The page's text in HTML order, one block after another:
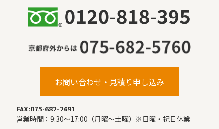
お問い合わせ・見積り申し込み
FAX:075-682-2691
営業時間：9:30〜17:00（月曜〜土曜）※日曜・祝日休業